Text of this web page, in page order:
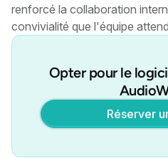
renforcé la collaboration
convivialité que l'équipe
Opter pour le
Réserver